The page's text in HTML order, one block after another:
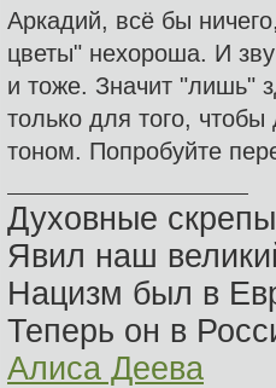
Аркадий, всё бы
цветы" нехороша. И
и тоже. Значит "лишь"
только для того, чтобы
тоном. Попробуйте
Духовные
Явил наш
Нацизм был в
Теперь он в
Алиса Деева